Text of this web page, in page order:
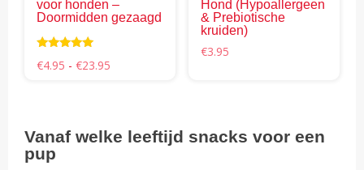
voor honden –
Doormidden gezaagd
5.00
€4.95 - €23.95
productpagina
Hond (Hypoallergeen
& Prebiotische
kruiden)
€3.95
Vanaf welke leeftijd snacks voor een
pup